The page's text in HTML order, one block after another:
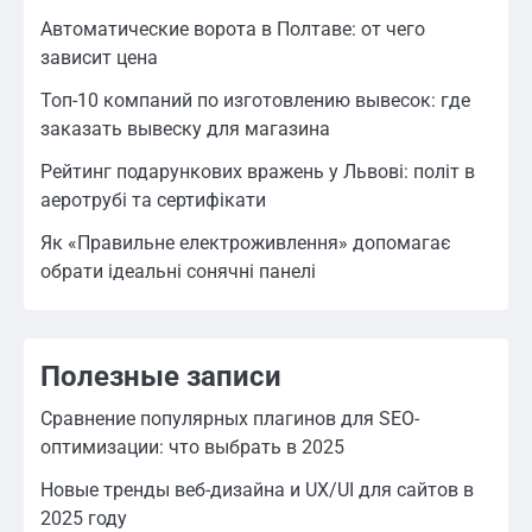
Автоматические ворота в Полтаве: от чего
зависит цена
Топ-10 компаний по изготовлению вывесок: где
заказать вывеску для магазина
Рейтинг подарункових вражень у Львові: політ в
аеротрубі та сертифікати
Як «Правильне електроживлення» допомагає
обрати ідеальні сонячні панелі
Полезные записи
Сравнение популярных плагинов для SEO-
оптимизации: что выбрать в 2025
Новые тренды веб-дизайна и UX/UI для сайтов в
2025 году